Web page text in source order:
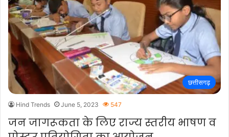
छत्तीसगढ़
Hind Trends June 5, 2023 547
जन जागरूकता के लिए राज्य स्तरीय भाषण व